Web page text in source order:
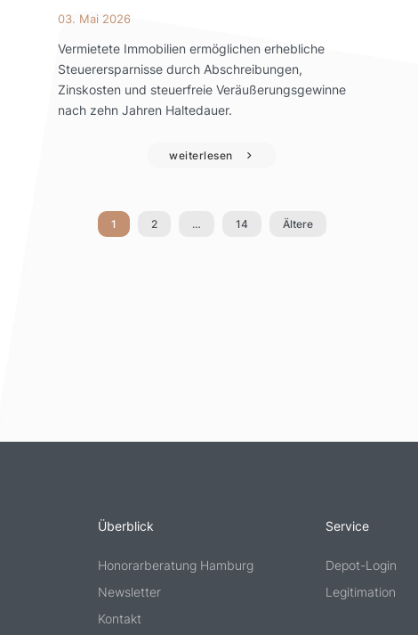
03. Mai 2026
Vermietete Immobilien ermöglichen erhebliche
Steuerersparnisse durch Abschreibungen,
Zinskosten und steuerfreie Veräußerungsgewinne
nach zehn Jahren Haltedauer.
weiterlesen
1 2 … 14 Ältere
Überblick
Honorarberatung Hamburg
Newsletter
Kontakt
Service
Depot-Login
Legitimation